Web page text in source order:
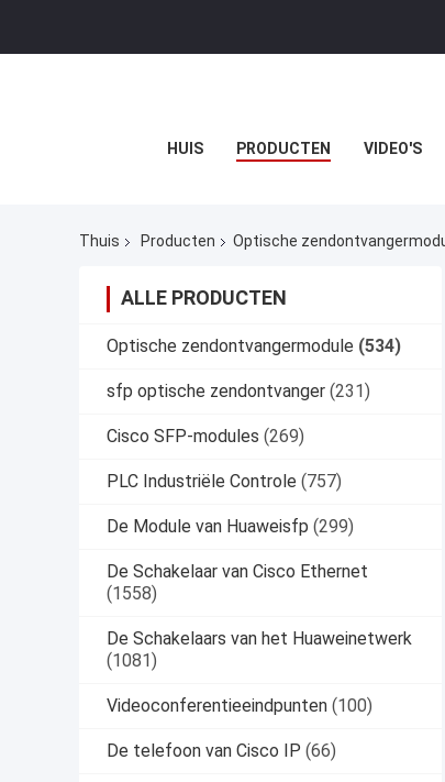
HUIS PRODUCTEN VIDEO'S
Thuis Producten Optische
ALLE PRODUCTEN
Optische zendontvangermodule (534)
sfp optische zendontvanger (231)
Cisco SFP-modules (269)
PLC Industriële Controle (757)
De Module van Huaweisfp (299)
De Schakelaar van Cisco Ethernet
(1558)
De Schakelaars van het Huaweinetwerk
(1081)
Videoconferentieeindpunten (100)
De telefoon van Cisco IP (66)